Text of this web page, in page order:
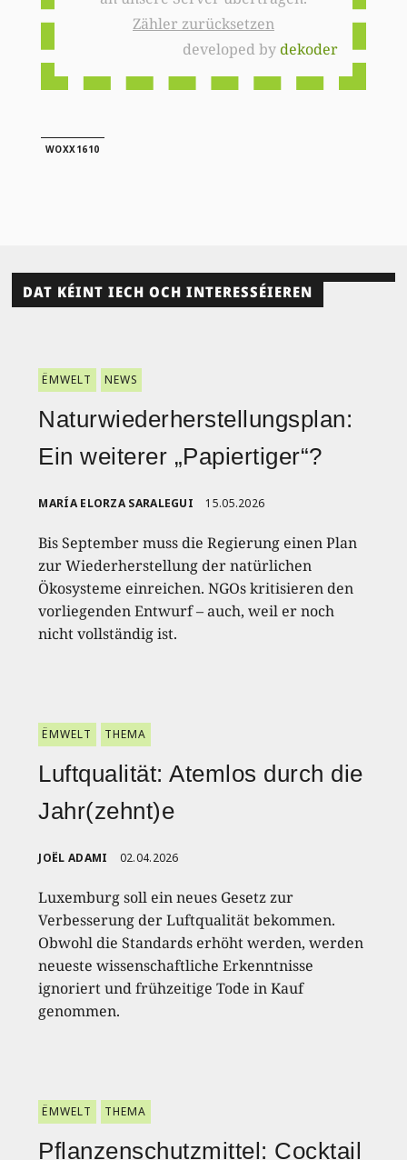
Zähler zurücksetzen
developed bydekoder
WOXX1610
DAT KÉINT IECH OCH INTERESSÉIEREN
ËMWELT NEWS
Naturwiederherstellungsplan:
Ein weiterer „Papiertiger“?
MARÍA ELORZA SARALEGUI 15.05.2026
Bis September muss die Regierung einen Plan
zur Wiederherstellung der natürlichen
Ökosysteme einreichen. NGOs kritisieren den
vorliegenden Entwurf – auch, weil er noch
nicht vollständig ist.
ËMWELT THEMA
Luftqualität: Atemlos durch die
Jahr(zehnt)e
JOËL ADAMI 02.04.2026
Luxemburg soll ein neues Gesetz zur
Verbesserung der Luftqualität bekommen.
Obwohl die Standards erhöht werden, werden
neueste wissenschaftliche Erkenntnisse
ignoriert und frühzeitige Tode in Kauf
genommen.
ËMWELT THEMA
Pflanzenschutzmittel: Cocktail